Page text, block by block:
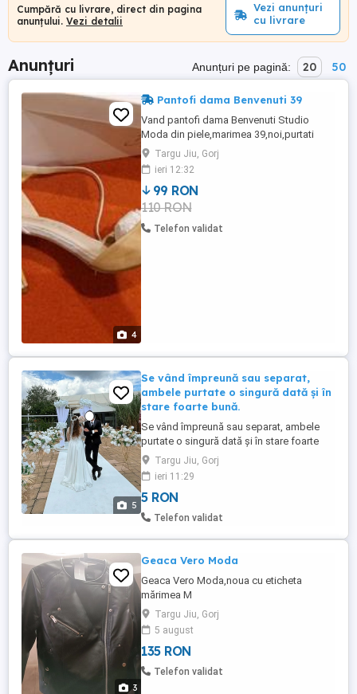
Cumpără cu livrare, direct din pagina
anunțului. Vezi detalii
Vezi anunțuri
cu livrare
Anunțuri Anunțuri pe pagină: 20 50
4
Pantofi dama Benvenuti 39
Vand pantofi dama Benvenuti Studio
Moda din piele,marimea 39,noi,purtati
doar o singura data,arata impecabil,ca
noi. Noi au costat 250 ron. Pret 99
ron,Poze reale,trimit si in tara cu
transportul contra-cost!
Targu Jiu, Gorj
ieri 12:32
99 RON
110 RON
Telefon validat
5
Se vând împreună sau separat,
ambele purtate o singură dată și în
stare foarte bună.
Se vând împreună sau separat, ambele
purtate o singură dată și în stare foarte
bună. Rochie de mireasă * Model prințesă,
cu aplicații strălucitoare și detalii elegante
* Extrem de comodă și spectaculoasă în
fotografii * Curățată profesional Rochie
de cununie civilă * Model elegant, fluid, cu
Targu Jiu, Gorj
ieri 11:29
5 RON
Telefon validat
3
Geaca Vero Moda
Geaca Vero Moda,noua cu eticheta
mărimea M
Targu Jiu, Gorj
5 august
135 RON
Telefon validat